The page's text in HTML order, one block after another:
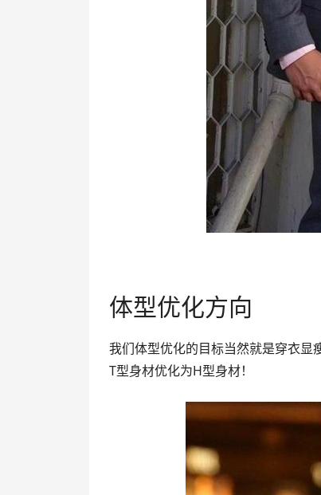
体型优化方向
我们体型优化的目标当然就是穿衣显
T型身材优化为H型身材！